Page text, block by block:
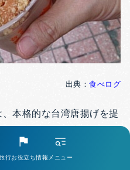
出典： 食べログ
、本格的な台湾唐揚げを提
、一度食べたらクセにな
行お役立ち情報 メニュー